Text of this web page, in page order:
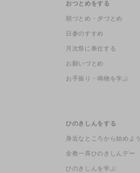
おつとめをする
朝づとめ・夕づとめ
日参のすすめ
月次祭に奉仕する
お願いづとめ
お手振り・鳴物を学ぶ
ひのきしんをする
身近なところから始めよう
全教一斉ひのきしんデー
ひのきしんを学ぶ